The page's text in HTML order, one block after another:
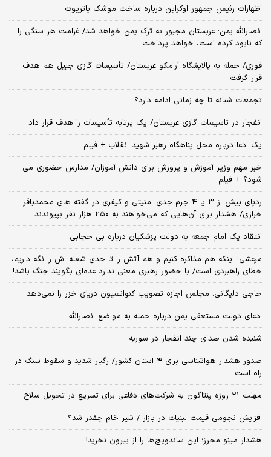
اظهارات رئیس جمهور اوکراین درباره ساخت موشک پاتریوت
انصارالله یمن: عربستان مجبور به ترک یمن خواهد شد/ غرامت هر سنگی را
که نابود کرده است، خواهد پرداخت
فوری/ حمله به پالایشگاه آرامکو عربستان/ تأسیسات گازی جبیل هم هدف
قرار گرفت
تجمعات شبانه تا چه زمانی ادامه دارد؟
انفجار در تاسیسات گازی عربستان/ یک پرتابه تأسیسات را هدف قرار داد
یک ادعا درباره محل پناهگاه‌ رهبر شهید انقلاب + فیلم
خبر مهم وزیر آموزش و پرورش برای دانش آموزان/ مدارس حضوری می
شود؟ + فیلم
ردپای بیش از ۳ یا ۴ جرم جدی امنیتی و کیفری در گفته های محمدباقر
خرازی/ هشدار برای آن‌هایی که می‌خواهند به ۲۵۰ هزار نفر بپیوندند
انتقاد یک امام جمعه به دولت پزشکیان درباره بی حجابی
مرعشی: اینکه هم مذاکره کنیم و هم آتش را تا حدی شعله اش را نگه داریم،
خطای راهبردی است/ با حضور رهبری معنی ندارد عده‌ای بگویند جنگ باشد!
حاجی دلیگانی: مجلس اجازه تصویب کنوانسیون دریای خزر را نمی‌دهد
ادعای دولت مستعفی یمن درباره حمله به مواضع انصارالله
شنیده شدن صدای چند انفجار در سوریه
صدور هشدار هواشناسی برای ۴ استان کشور/ رگبار شدید و سقوط سنگ در
راه است
مهلت ۲۱ روزه پنتاگون به شرکت‌های دفاعی برای تسریع در تحویل سلاح
افزایش نجومی قیمت لبنیات در بازار / شیر خام چقدر شد؟
هشدار مینو محرز؛ این ساندویچ‌ها را از بیرون نخرید!